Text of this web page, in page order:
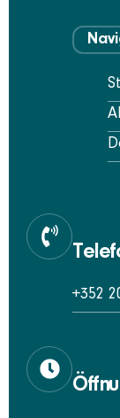
+352